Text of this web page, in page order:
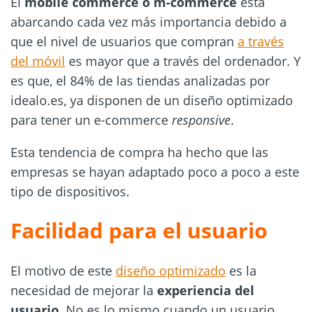
abarcando cada vez más importancia debido a
que el nivel de usuarios que compran a través
del móvil es mayor que a través del ordenador. Y
es que, el 84% de las tiendas analizadas por
idealo.es, ya disponen de un diseño optimizado
para tener un e-commerce responsive.
Esta tendencia de compra ha hecho que las
empresas se hayan adaptado poco a poco a este
tipo de dispositivos.
Facilidad para el usuario
El motivo de este diseño optimizado es la
necesidad de mejorar la experiencia del